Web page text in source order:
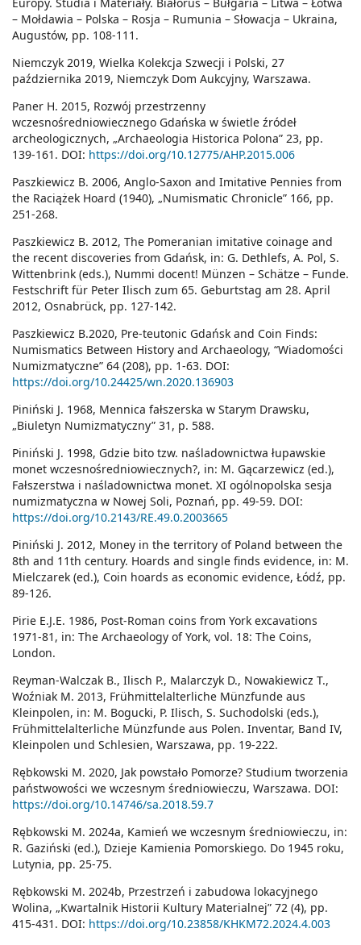
Europy. Studia i Materiały. Białoruś – Bułgaria – Litwa – Łotwa
– Mołdawia – Polska – Rosja – Rumunia – Słowacja – Ukraina,
Augustów, pp. 108-111.
Niemczyk 2019, Wielka Kolekcja Szwecji i Polski, 27
października 2019, Niemczyk Dom Aukcyjny, Warszawa.
Paner H. 2015, Rozwój przestrzenny
wczesnośredniowiecznego Gdańska w świetle źródeł
archeologicznych, „Archaeologia Historica Polona” 23, pp.
139-161. DOI: https://doi.org/10.12775/AHP.2015.006
Paszkiewicz B. 2006, Anglo-Saxon and Imitative Pennies from
the Raciążek Hoard (1940), „Numismatic Chronicle” 166, pp.
251-268.
Paszkiewicz B. 2012, The Pomeranian imitative coinage and
the recent discoveries from Gdańsk, in: G. Dethlefs, A. Pol, S.
Wittenbrink (eds.), Nummi docent! Münzen – Schätze – Funde.
Festschrift für Peter Ilisch zum 65. Geburtstag am 28. April
2012, Osnabrück, pp. 127-142.
Paszkiewicz B.2020, Pre-teutonic Gdańsk and Coin Finds:
Numismatics Between History and Archaeology, “Wiadomości
Numizmatyczne” 64 (208), pp. 1-63. DOI:
https://doi.org/10.24425/wn.2020.136903
Piniński J. 1968, Mennica fałszerska w Starym Drawsku,
„Biuletyn Numizmatyczny” 31, p. 588.
Piniński J. 1998, Gdzie bito tzw. naśladownictwa łupawskie
monet wczesnośredniowiecznych?, in: M. Gącarzewicz (ed.),
Fałszerstwa i naśladownictwa monet. XI ogólnopolska sesja
numizmatyczna w Nowej Soli, Poznań, pp. 49-59. DOI:
https://doi.org/10.2143/RE.49.0.2003665
Piniński J. 2012, Money in the territory of Poland between the
8th and 11th century. Hoards and single finds evidence, in: M.
Mielczarek (ed.), Coin hoards as economic evidence, Łódź, pp.
89-126.
Pirie E.J.E. 1986, Post-Roman coins from York excavations
1971-81, in: The Archaeology of York, vol. 18: The Coins,
London.
Reyman-Walczak B., Ilisch P., Malarczyk D., Nowakiewicz T.,
Woźniak M. 2013, Frühmittelalterliche Münzfunde aus
Kleinpolen, in: M. Bogucki, P. Ilisch, S. Suchodolski (eds.),
Frühmittelalterliche Münzfunde aus Polen. Inventar, Band IV,
Kleinpolen und Schlesien, Warszawa, pp. 19-222.
Rębkowski M. 2020, Jak powstało Pomorze? Studium tworzenia
państwowości we wczesnym średniowieczu, Warszawa. DOI:
https://doi.org/10.14746/sa.2018.59.7
Rębkowski M. 2024a, Kamień we wczesnym średniowieczu, in:
R. Gaziński (ed.), Dzieje Kamienia Pomorskiego. Do 1945 roku,
Lutynia, pp. 25-75.
Rębkowski M. 2024b, Przestrzeń i zabudowa lokacyjnego
Wolina, „Kwartalnik Historii Kultury Materialnej” 72 (4), pp.
415-431. DOI: https://doi.org/10.23858/KHKM72.2024.4.003